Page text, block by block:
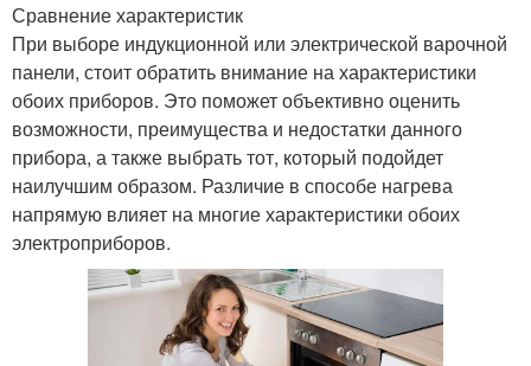
Сравнение характеристик
При выборе индукционной или электрической варочной
панели, стоит обратить внимание на характеристики
обоих приборов. Это поможет объективно оценить
возможности, преимущества и недостатки данного
прибора, а также выбрать тот, который подойдет
наилучшим образом. Различие в способе нагрева
напрямую влияет на многие характеристики обоих
электроприборов.